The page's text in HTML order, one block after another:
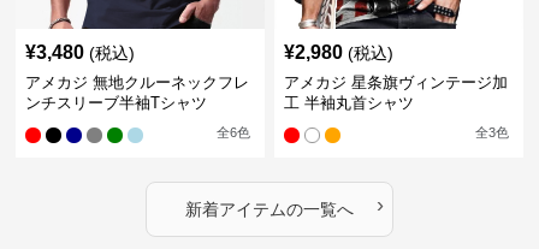
¥3,480 (税込)
アメカジ 無地クルーネックフレ
ンチスリーブ半袖Tシャツ
全6色
¥2,980 (税込)
アメカジ 星条旗ヴィンテージ加
工 半袖丸首シャツ
全3色
新着アイテムの一覧へ ›